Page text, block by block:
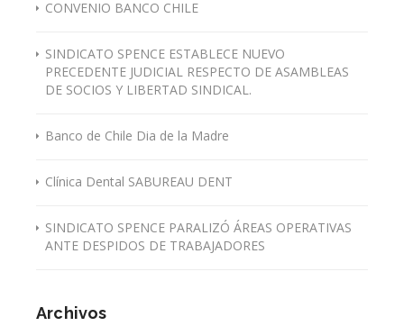
CONVENIO BANCO CHILE
SINDICATO SPENCE ESTABLECE NUEVO
PRECEDENTE JUDICIAL RESPECTO DE ASAMBLEAS
DE SOCIOS Y LIBERTAD SINDICAL.
Banco de Chile Dia de la Madre
Clínica Dental SABUREAU DENT
SINDICATO SPENCE PARALIZÓ ÁREAS OPERATIVAS
ANTE DESPIDOS DE TRABAJADORES
Archivos